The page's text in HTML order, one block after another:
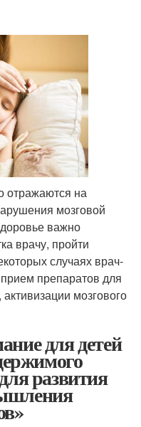
отражаются на
мозговой
важно
врачу, пройти
случаях врач-
препаратов для
мозгового
для детей
развития